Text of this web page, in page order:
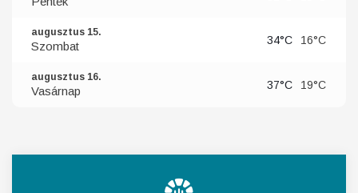
augusztus 15.
Szombat 34°C 16°C
augusztus 16.
Vasárnap 37°C 19°C